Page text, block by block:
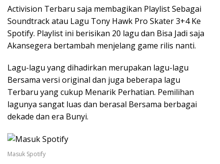
Activision Terbaru saja membagikan Playlist Sebagai
Soundtrack atau Lagu Tony Hawk Pro Skater 3+4 Ke
Spotify. Playlist ini berisikan 20 lagu dan Bisa Jadi saja
Akansegera bertambah menjelang game rilis nanti.
Lagu-lagu yang dihadirkan merupakan lagu-lagu
Bersama versi original dan juga beberapa lagu
Terbaru yang cukup Menarik Perhatian. Pemilihan
lagunya sangat luas dan berasal Bersama berbagai
dekade dan era Bunyi.
Masuk Spotify